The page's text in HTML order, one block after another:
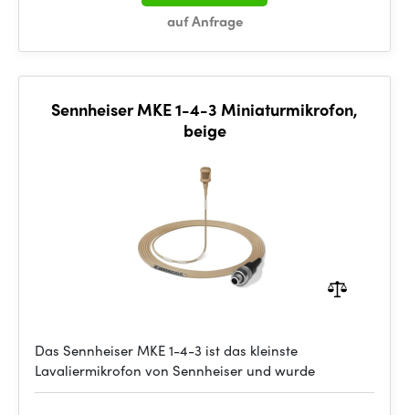
auf Anfrage
Sennheiser MKE 1-4-3 Miniaturmikrofon,
beige
Das Sennheiser MKE 1-4-3 ist das kleinste
Lavaliermikrofon von Sennheiser und wurde